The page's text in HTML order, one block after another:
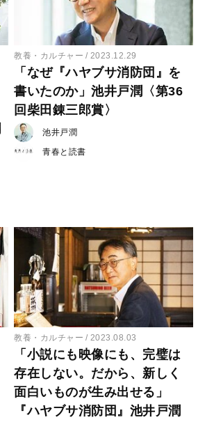
教養・カルチャー 2023.12.29
「なぜ『ハヤブサ消防団』を
書いたのか」池井戸潤〈第36
回柴田錬三郎賞〉
池井戸潤
青春と読書
教養・カルチャー 2023.08.03
「小説にも映像にも、完璧は
存在しない。だから、新しく
面白いものが生み出せる」
『ハヤブサ消防団』池井戸潤